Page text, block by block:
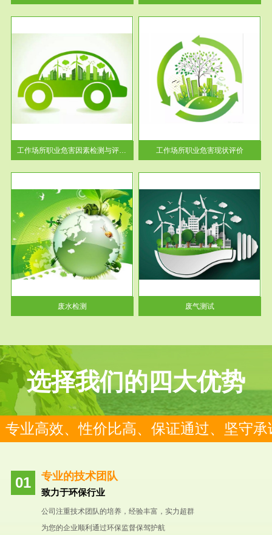
工作场所职业危害因素检测与评价...
服务范围
工作场所职业危害现状评价
【现状评价意义】：具体因素---
-通过质谱分析等多种手段明确
工作场...
工作场所职业危害现状评价
废水检测
服务范围
废气测试
检测范围工业废气检测包括有机
废气和无机废气。有机废气主要
包括...
废气测试
选择我们的四大优势
专业高效、性价比高、保证通过、坚守承
专业的技术团队
致力于环保行业
公司注重技术团队的培养，经验丰富，实力超群
为您的企业顺利通过环保监督保驾护航